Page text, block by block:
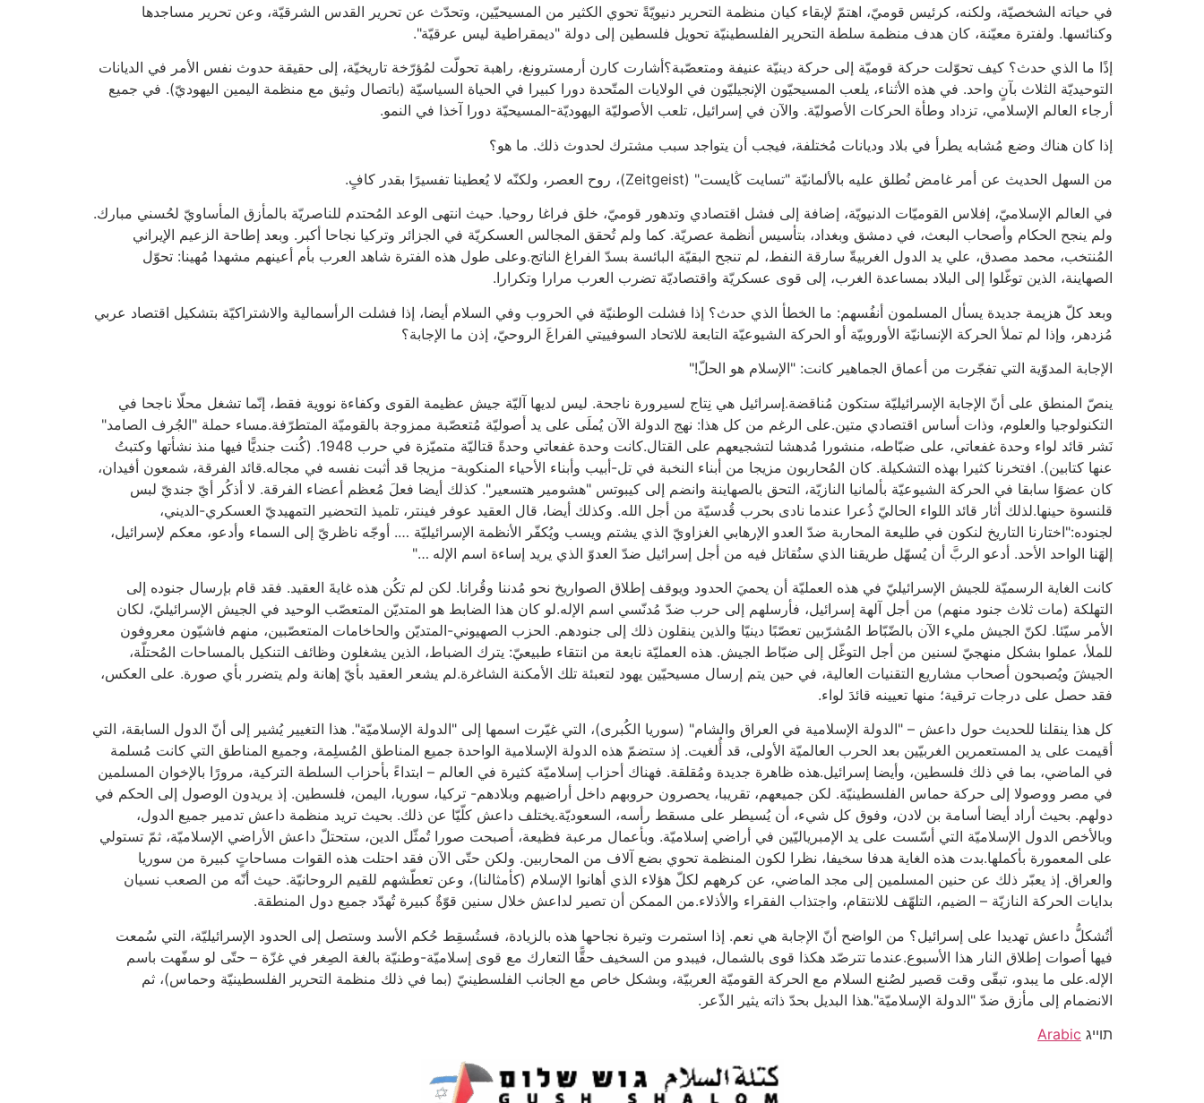
في حياته الشخصيّة، ولكنه، كرئيس قوميّ، اهتمّ لإبقاء كيان منظمة التحرير دنيويّةً تحوي الكثير من المسيحيّين، وتحدّث عن تحرير القدس الشرقيّة، وعن تحرير مساجدها
وكنائسها. ولفترة معيّنة، كان هدف منظمة سلطة التحرير الفلسطينيّة تحويل فلسطين إلى دولة "ديمقراطية ليس عرقيّة".
إذًا ما الذي حدث؟ كيف تحوّلت حركة قوميّة إلى حركة دينيّة عنيفة ومتعصّبة؟أشارت كارن أرمسترونغ، راهبة تحولّت لمُؤرّخة تاريخيّة، إلى حقيقة حدوث نفس الأمر في الديانات
التوحيديّة الثلاث بآنٍ واحد. في هذه الأثناء، يلعب المسيحيّون الإنجيليّون في الولايات المتّحدة دورا كبيرا في الحياة السياسيّة (باتصال وثيق مع منظمة اليمين اليهوديّ). في جميع
أرجاء العالم الإسلامي، تزداد وطأة الحركات الأصوليّة. والآن في إسرائيل، تلعب الأصوليّة اليهوديّة-المسيحيّة دورا آخذا في النمو.
إذا كان هناك وضع مُشابه يطرأ في بلاد وديانات مُختلفة، فيجب أن يتواجد سبب مشترك لحدوث ذلك. ما هو؟
من السهل الحديث عن أمر غامض نُطلق عليه بالألمانيّة "تسايت ڭايست" (Zeitgeist)، روح العصر، ولكنّه لا يُعطينا تفسيرًا بقدر كافٍ.
في العالم الإسلاميّ، إفلاس القوميّات الدنيويّة، إضافة إلى فشل اقتصادي وتدهور قوميّ، خلق فراغا روحيا. حيث انتهى الوعد المُحتدم للناصريّة بالمأزق المأساويّ لحُسني مبارك.
ولم ينجح الحكام وأصحاب البعث، في دمشق وبغداد، بتأسيس أنظمة عصريّة. كما ولم تُحقق المجالس العسكريّة في الجزائر وتركيا نجاحا أكبر. وبعد إطاحة الزعيم الإيراني
المُنتخب، محمد مصدق، علي يد الدول الغربيةّ سارقة النفط، لم تنجح البقيّة البائسة بسدّ الفراغ الناتج.وعلى طول هذه الفترة شاهد العرب بأم أعينهم مشهدا مُهينا: تحوّل
الصهاينة، الذين توغّلوا إلى البلاد بمساعدة الغرب، إلى قوى عسكريّة واقتصاديّة تضرب العرب مرارا وتكرارا.
وبعد كلّ هزيمة جديدة يسأل المسلمون أنفُسهم: ما الخطأ الذي حدث؟ إذا فشلت الوطنيّة في الحروب وفي السلام أيضا، إذا فشلت الرأسمالية والاشتراكيّة بتشكيل اقتصاد عربي
مُزدهر، وإذا لم تملأ الحركة الإنسانيّة الأوروبيّة أو الحركة الشيوعيّة التابعة للاتحاد السوفييتي الفراغَ الروحيّ، إذن ما الإجابة؟
الإجابة المدوّية التي تفجّرت من أعماق الجماهير كانت: "الإسلام هو الحلّ!"
ينصّ المنطق على أنّ الإجابة الإسرائيليّة ستكون مُناقضة.إسرائيل هي نِتاج لسيرورة ناجحة. ليس لديها آليّة جيش عظيمة القوى وكفاءة نووية فقط، إنّما تشغل محلّا ناجحا في
التكنولوجيا والعلوم، وذات أساس اقتصادي متين.على الرغم من كل هذا: نهج الدولة الآن يُملَى على يد أصوليّة مُتعصّبة ممزوجة بالقوميّة المتطرّفة.مساء حملة "الجُرف الصامد"
نَشر قائد لواء وحدة غفعاتي، على ضبّاطه، منشورا مُدهشا لتشجيعهم على القتال.كانت وحدة غفعاتي وحدةً قتاليّة متميّزة في حرب 1948. (كُنت جنديًّا فيها منذ نشأتها وكتبتُ
عنها كتابين). افتخرنا كثيرا بهذه التشكيلة. كان المُحاربون مزيجا من أبناء النخبة في تل-أبيب وأبناء الأحياء المنكوبة- مزيجا قد أثبت نفسه في مجاله.قائد الفرقة، شمعون أفيدان،
كان عضوًا سابقا في الحركة الشيوعيّة بألمانيا النازيّة، التحق بالصهاينة وانضم إلى كيبوتس "هشومير هتسعير". كذلك أيضا فعلَ مُعظم أعضاء الفرقة. لا أذكُر أيّ جنديّ لبس
قلنسوة حينها.لذلك أثار قائد اللواء الحاليّ ذُعرا عندما نادى بحرب قُدسيّة من أجل الله. وكذلك أيضا، قال العقيد عوفر فينتر، تلميذ التحضير التمهيديّ العسكري-الديني،
لجنوده:"اختارنا التاريخ لنكون في طليعة المحاربة ضدّ العدو الإرهابي الغزاويّ الذي يشتم ويسب ويُكفّر الأنظمة الإسرائيليّة …. أوجّه ناظريّ إلى السماء وأدعو، معكم لإسرائيل،
إلهَنا الواحد الأحد. أدعو الربَّ أن يُسهّل طريقنا الذي سنُقاتل فيه من أجل إسرائيل ضدّ العدوّ الذي يريد إساءة اسم الإله …"
كانت الغاية الرسميّة للجيش الإسرائيليّ في هذه العمليّة أن يحميَ الحدود ويوقف إطلاق الصواريخ نحو مُدننا وقُرانا. لكن لم تكُن هذه غايةَ العقيد. فقد قام بإرسال جنوده إلى
التهلكة (مات ثلاث جنود منهم) من أجل آلهة إسرائيل، فأرسلهم إلى حرب ضدّ مُدنّسي اسم الإله.لو كان هذا الضابط هو المتديّن المتعصّب الوحيد في الجيش الإسرائيليّ، لكان
الأمر سيّئا. لكنّ الجيش مليء الآن بالضّبّاط المُشرّبين تعصّبًا دينيّا والذين ينقلون ذلك إلى جنودهم. الحزب الصهيوني-المتديّن والحاخامات المتعصّبين، منهم فاشيّون معروفون
للملأ، عملوا بشكل منهجيّ لسنين من أجل التوغّل إلى ضبّاط الجيش. هذه العمليّة نابعة من انتقاء طبيعيّ: يترك الضباط، الذين يشغلون وظائف التنكيل بالمساحات المُحتلّة،
الجيشَ ويُصبحون أصحاب مشاريع التقنيات العالية، في حين يتم إرسال مسيحيّين يهود لتعبئة تلك الأمكنة الشاغرة.لم يشعر العقيد بأيّ إهانة ولم يتضرر بأي صورة. على العكس،
فقد حصل على درجات ترقية؛ منها تعيينه قائدَ لواء.
كل هذا ينقلنا للحديث حول داعش – "الدولة الإسلامية في العراق والشام" (سوريا الكُبرى)، التي غيّرت اسمها إلى "الدولة الإسلاميّة". هذا التغيير يُشير إلى أنّ الدول السابقة، التي
أقيمت على يد المستعمرين الغربيّين بعد الحرب العالميّة الأولى، قد أُلغيت. إذ ستضمّ هذه الدولة الإسلامية الواحدة جميع المناطق المُسلِمة، وجميع المناطق التي كانت مُسلمة
في الماضي، بما في ذلك فلسطين، وأيضا إسرائيل.هذه ظاهرة جديدة ومُقلقة. فهناك أحزاب إسلاميّة كثيرة في العالم – ابتداءً بأحزاب السلطة التركية، مرورًا بالإخوان المسلمين
في مصر ووصولا إلى حركة حماس الفلسطينيّة. لكن جميعهم، تقريبا، يحصرون حروبهم داخل أراضيهم وبلادهم- تركيا، سوريا، اليمن، فلسطين. إذ يريدون الوصول إلى الحكم في
دولهم. بحيث أراد أيضا أسامة بن لادن، وفوق كل شيء، أن يُسيطر على مسقط رأسه، السعوديّة.يختلف داعش كلّيّا عن ذلك. بحيث تريد منظمة داعش تدمير جميع الدول،
وبالأخص الدول الإسلاميّة التي أسّست على يد الإمبرياليّين في أراضي إسلاميّة. وبأعمال مرعبة فظيعة، أصبحت صورا تُمثّل الدين، ستحتلّ داعش الأراضي الإسلاميّة، ثمّ تستولي
على المعمورة بأكملها.بدت هذه الغاية هدفا سخيفا، نظرا لكون المنظمة تحوي بضع آلاف من المحاربين. ولكن حتّى الآن فقد احتلت هذه القوات مساحاتٍ كبيرة من سوريا
والعراق. إذ يعبّر ذلك عن حنين المسلمين إلى مجد الماضي، عن كرههم لكلّ هؤلاء الذي أهانوا الإسلام (كأمثالنا)، وعن تعطّشهم للقيم الروحانيّة. حيث أنّه من الصعب نسيان
بدايات الحركة النازيّة – الضيم، التلهّف للانتقام، واجتذاب الفقراء والأذلاء.من الممكن أن تصير لداعش خلال سنين قوّةٌ كبيرة تُهدّد جميع دول المنطقة.
أتُشكلُّ داعش تهديدا على إسرائيل؟ من الواضح أنّ الإجابة هي نعم. إذا استمرت وتيرة نجاحها هذه بالزيادة، فستُسقِط حُكم الأسد وستصل إلى الحدود الإسرائيليّة، التي سُمعت
فيها أصوات إطلاق النار هذا الأسبوع.عندما تترصّد هكذا قوى بالشمال، فيبدو من السخيف حقًّا التعارك مع قوى إسلاميّة-وطنيّة بالغة الصِغر في غزّة – حتّى لو سفّهت باسم
الإله.على ما يبدو، تبقّى وقت قصير لصُنع السلام مع الحركة القوميّة العربيّة، وبشكل خاص مع الجانب الفلسطينيّ (بما في ذلك منظمة التحرير الفلسطينيّة وحماس)، ثم
الانضمام إلى مأزق ضدّ "الدولة الإسلاميّة".هذا البديل بحدّ ذاته يثير الذّعر.
תוייג Arabic